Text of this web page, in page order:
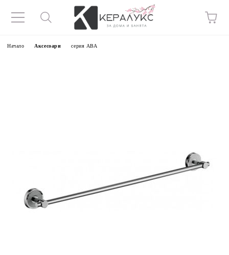
Начало Аксесоари серия АВА